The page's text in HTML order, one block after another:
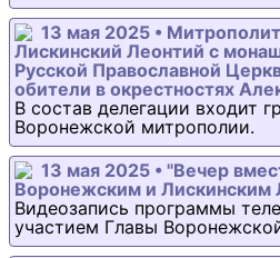
13 мая 2025 •
Лискинский Леонтий с
Русской Православной
обители в окрестностях
В состав делегации входит
Воронежской митрополии.
13 мая 2025 • "Вечер
Воронежским и Лискинским
Видеозапись программы
участием Главы